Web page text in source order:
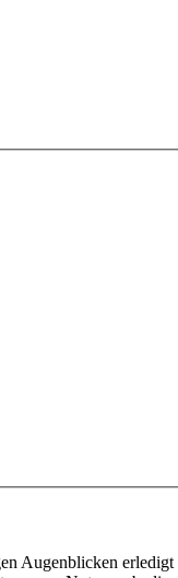
Augenblicken